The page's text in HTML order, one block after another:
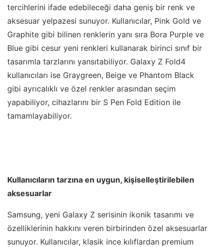
tercihlerini ifade edebileceği daha geniş bir renk ve
aksesuar yelpazesi sunuyor. Kullanıcılar, Pink Gold ve
Graphite gibi bilinen renklerin yanı sıra Bora Purple ve
Blue gibi cesur yeni renkleri kullanarak birinci sınıf bir
tasarımla tarzlarını yansıtabiliyor. Galaxy Z Fold4
kullanıcıları ise Graygreen, Beige ve Phantom Black
gibi ayrıcalıklı ve özel renkler arasından seçim
yapabiliyor, cihazlarını bir S Pen Fold Edition ile
tamamlayabiliyor.
Kullanıcıların tarzına en uygun, kişiselleştirilebilen
aksesuarlar
Samsung, yeni Galaxy Z serisinin ikonik tasarımı ve
özelliklerinin hakkını veren birbirinden özel aksesuarlar
sunuyor. Kullanıcılar, klasik ince kılıflardan premium